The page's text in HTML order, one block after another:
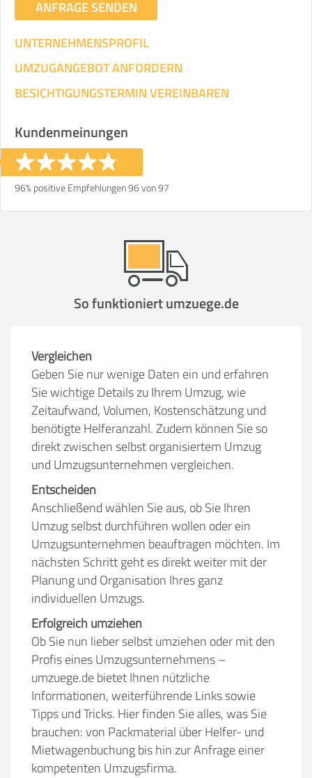
ANFRAGE SENDEN
UNTERNEHMENSPROFIL
UMZUGANGEBOT ANFORDERN
BESICHTIGUNGSTERMIN VEREINBAREN
Kundenmeinungen
96% positive Empfehlungen 96 von 97
So funktioniert umzuege.de
Vergleichen
Geben Sie nur wenige Daten ein und erfahren
Sie wichtige Details zu Ihrem Umzug, wie
Zeitaufwand, Volumen, Kostenschätzung und
benötigte Helferanzahl. Zudem können Sie so
direkt zwischen selbst organisiertem Umzug
und Umzugsunternehmen vergleichen.
Entscheiden
Anschließend wählen Sie aus, ob Sie Ihren
Umzug selbst durchführen wollen oder ein
Umzugsunternehmen beauftragen möchten. Im
nächsten Schritt geht es direkt weiter mit der
Planung und Organisation Ihres ganz
individuellen Umzugs.
Erfolgreich umziehen
Ob Sie nun lieber selbst umziehen oder mit den
Profis eines Umzugsunternehmens –
umzuege.de bietet Ihnen nützliche
Informationen, weiterführende Links sowie
Tipps und Tricks. Hier finden Sie alles, was Sie
brauchen: von Packmaterial über Helfer- und
Mietwagenbuchung bis hin zur Anfrage einer
kompetenten Umzugsfirma.